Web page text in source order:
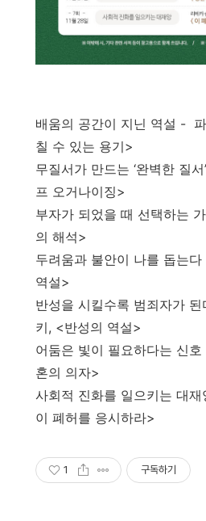
배움의 공간이 지닌 역설 -
칠 수 있는 용기>
무질서가 만드는 ‘완벽한 질
프 오거나이징>
부자가 되었을 때 선택하는
의 해석>
두려움과 불안이 나를 돕는
역설>
반성을 시킬수록 범죄자가
키, <반성의 역설>
어둠은 빛이 필요하다는 신
혼의 의자>
사회적 진화를 일으키는 대
이 폐허를 응시하라>
1 구독하기